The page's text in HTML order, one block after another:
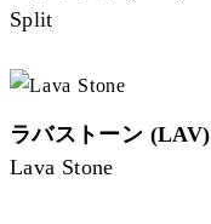
Split
ラバストーン (LAV)
Lava Stone